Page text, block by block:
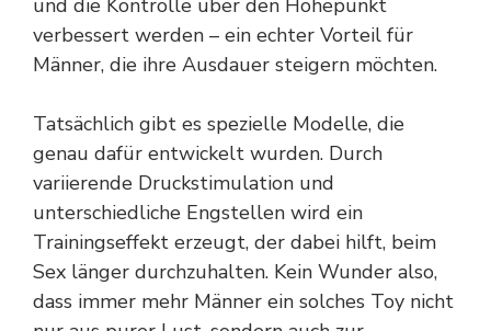
verbessert werden – ein echter Vorteil für
Männer, die ihre Ausdauer steigern möchten.
Tatsächlich gibt es spezielle Modelle, die
genau dafür entwickelt wurden. Durch
variierende Druckstimulation und
unterschiedliche Engstellen wird ein
Trainingseffekt erzeugt, der dabei hilft, beim
Sex länger durchzuhalten. Kein Wunder also,
dass immer mehr Männer ein solches Toy nicht